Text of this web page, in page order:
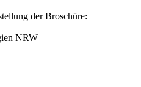
der Broschüre:
NRW